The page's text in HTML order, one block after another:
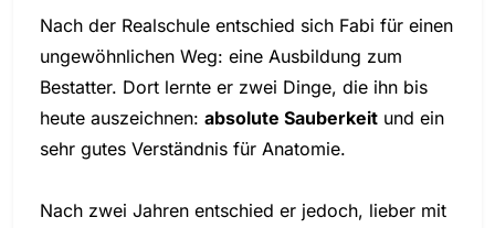
Nach der Realschule entschied sich Fabi für einen
ungewöhnlichen Weg: eine Ausbildung zum
Bestatter. Dort lernte er zwei Dinge, die ihn bis
heute auszeichnen: absolute Sauberkeit und ein
sehr gutes Verständnis für Anatomie.
Nach zwei Jahren entschied er jedoch, lieber mit